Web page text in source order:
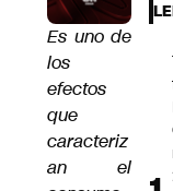
Es uno de
los
efectos
que
caracteriz
an el